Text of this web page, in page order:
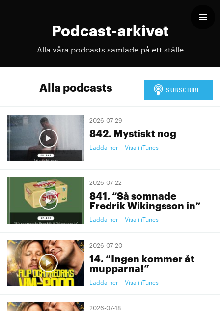
Podcast-arkivet
Alla våra podcasts samlade på ett ställe
Alla podcasts
2026-07-29
842. Mystiskt nog
Ladda ner Visa i iTunes
2026-07-22
841. “Så somnade
Fredrik Wikingsson in”
Ladda ner Visa i iTunes
2026-07-20
14. ”Ingen kommer åt
mupparna!”
Ladda ner Visa i iTunes
2026-07-18